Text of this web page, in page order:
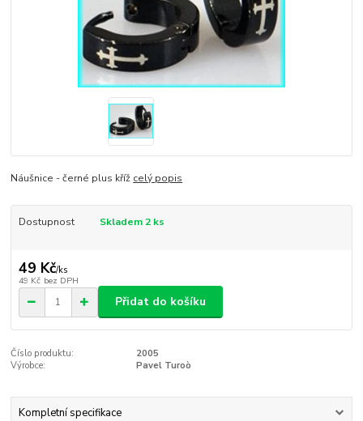
Náušnice - černé plus kříž celý popis
Dostupnost Skladem 2 ks
49 Kč/ks
49 Kč bez DPH
Přidat do košíku
Číslo produktu:
2005
Výrobce:
Pavel Turoò
Kompletní specifikace